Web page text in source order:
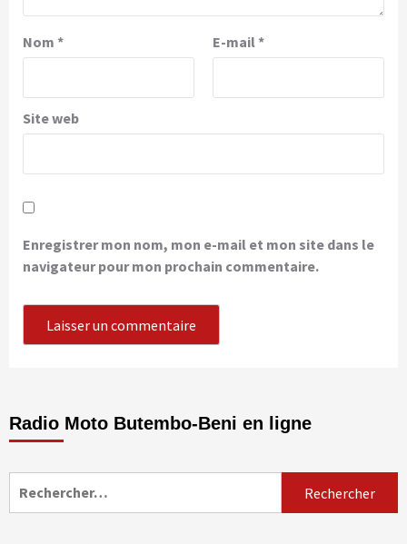
Nom * E-mail*
Site web
Enregistrer mon nom, mon e-mail et mon site dans le
navigateur pour mon prochain commentaire.
Radio Moto Butembo-Beni en ligne